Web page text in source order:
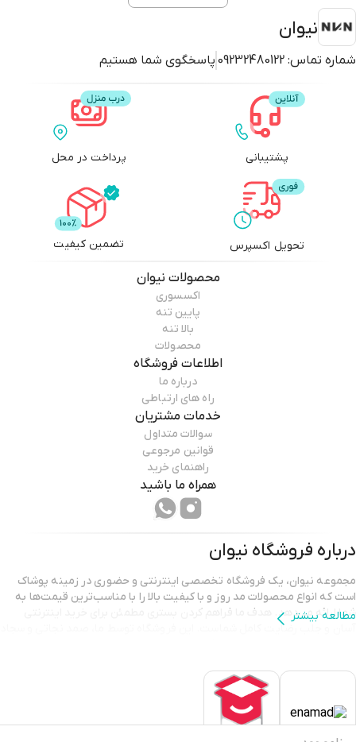
نیوان
شماره تماس: 09232480122 پاسخگوی شما هستیم
پشتیبانی پرداخت در محل
تحویل اکسپرس تضمین کیفیت
محصولات نیوان
اکسسوری
پایین تنه
بالا تنه
محصولات
اطلاعات فروشگاه
درباره ما
راه های ارتباطی
خدمات مشتریان
سوالات متداول
قوانین مرجوعی
راهنمای خرید
همراه ما باشید
درباره فروشگاه نیوان
مجموعه نیوان، یک فروشگاه تخصصی اینترنتی و حضوری در زمینه پوشاک
است که انواع محصولات مد روز و با کیفیت بالا را با مناسب‌ترین قیمت‌ها به
شما ارائه می‌دهد. هدف ما فراهم کردن بستری مطمئن برای خرید اینترنتی
آسان و جلب رضایت کامل شماست. این فروشگاه توسط ما، صمد نجاتی و سجاد
هدف تیم نیوان فراتر از ارائه پوشاک با کیفیت است؛ ما به ساختن ارتباطی
پایدار و مبتنی بر اعتماد با شما عزیزان می‌اندیشیم و برای جلب رضایت شما به
طور مداوم در تلاش هستیم
مطالعه بیشتر